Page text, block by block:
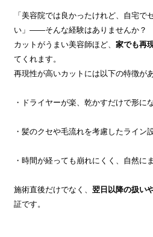
「美容院では良かったけれど、自宅で
い」――そんな経験はありませんか？
カットがうまい美容師ほど、家でも再
てくれます。
再現性が高いカットには以下の特徴が
・ドライヤーが楽、乾かすだけで形に
・髪のクセや毛流れを考慮したライン
・時間が経っても崩れにくく、自然に
施術直後だけでなく、翌日以降の扱い
証です。